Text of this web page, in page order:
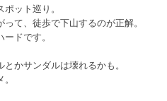
ット巡り。
て、徒歩で下山するのが正解。
ドです。
かサンダルは壊れるかも。